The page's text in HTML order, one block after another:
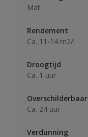
Mat
Rendement
Ca. 11-14 m2/l
Droogtijd
Ca. 1 uur
Overschilderbaar
Ca. 24 uur
Verdunning